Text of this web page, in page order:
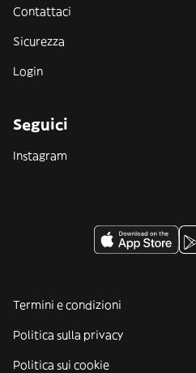
Contattaci
Sicurezza
Login
Seguici
Instagram
Termini e condizioni
Politica sulla privacy
Politica sui cookie